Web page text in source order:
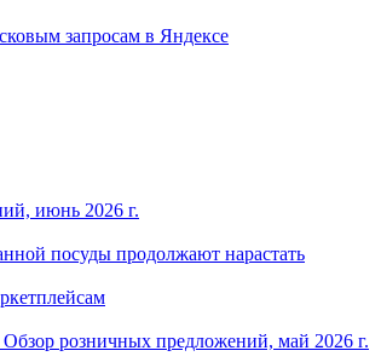
запросам в Яндексе
июнь 2026 г.
посуды продолжают нарастать
розничных предложений, май 2026 г.